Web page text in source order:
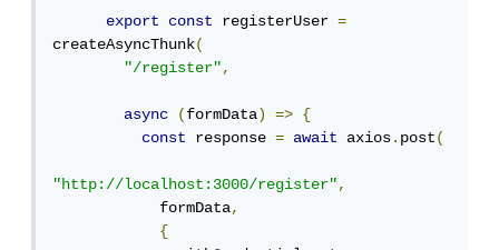
export const registerUser =
createAsyncThunk(
"/register",
async (formData) =>
{
const
response = await axios.post(
"http://localhost:3000/register",
            formData
,
{